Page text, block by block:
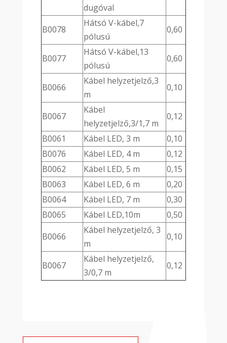
dugóval
B0078
Hátsó V-kábel,7
pólusú
0,60
B0077
Hátsó V-kábel,13
pólusú
0,60
B0066
Kábel helyzetjelző,3
m
0,10
B0067
Kábel
helyzetjelző,3/1,7 m
0,12
B0061
Kábel LED, 3 m
0,10
B0076
Kábel LED, 4 m
0,12
B0062
Kábel LED, 5 m
0,15
B0063
Kábel LED, 6 m
0,20
B0064
Kábel LED, 7 m
0,30
B0065
Kábel LED,10m
0,50
B0066
Kábel helyzetjelző, 3
m
0,10
B0067
Kábel helyzetjelző,
3/0,7 m
0,12